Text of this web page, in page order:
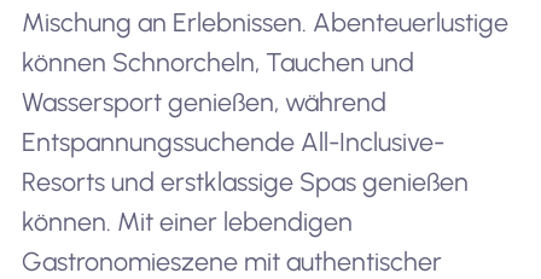
Mischung an Erlebnissen. Abenteuerlustige
können Schnorcheln, Tauchen und
Wassersport genießen, während
Entspannungssuchende All-Inclusive-
Resorts und erstklassige Spas genießen
können. Mit einer lebendigen
Gastronomieszene mit authentischer